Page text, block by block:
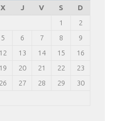
X J V S
D
1
2
5 6 7 8
9
12 13 14 15
16
19 20 21 22
23
26 27 28 29
30